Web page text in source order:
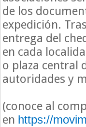
de los
expedición.
entrega del
en cada
o plaza central
autoridades y
(conoce al
en https://